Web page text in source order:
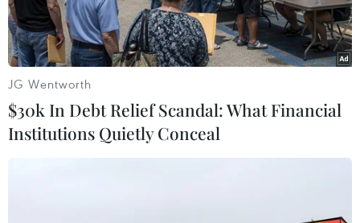
JG Wentworth
$30k In Debt Relief Scandal: What Financial
Institutions Quietly Conceal